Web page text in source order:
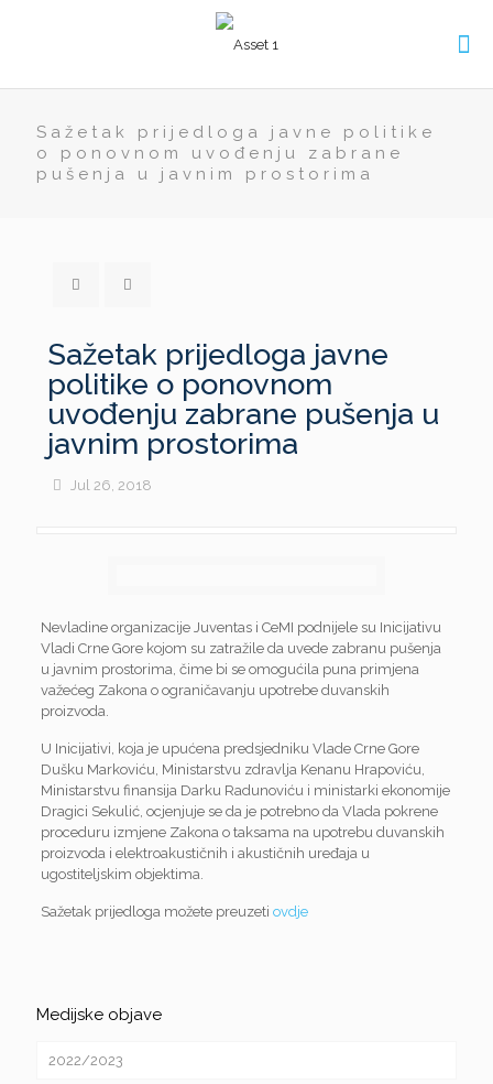
Sažetak prijedloga javne politike
o ponovnom uvođenju zabrane
pušenja u javnim prostorima
Sažetak prijedloga javne
politike o ponovnom
uvođenju zabrane pušenja u
javnim prostorima
Jul 26, 2018
Nevladine organizacije Juventas i CeMI podnijele su Inicijativu
Vladi Crne Gore kojom su zatražile da uvede zabranu pušenja
u javnim prostorima, čime bi se omogućila puna primjena
važećeg Zakona o ograničavanju upotrebe duvanskih
proizvoda.
U Inicijativi, koja je upućena predsjedniku Vlade Crne Gore
Dušku Markoviću, Ministarstvu zdravlja Kenanu Hrapoviću,
Ministarstvu finansija Darku Radunoviću i ministarki ekonomije
Dragici Sekulić, ocjenjuje se da je potrebno da Vlada pokrene
proceduru izmjene Zakona o taksama na upotrebu duvanskih
proizvoda i elektroakustičnih i akustičnih uređaja u
ugostiteljskim objektima.
Sažetak prijedloga možete preuzeti ovdje
Medijske objave
2022/2023